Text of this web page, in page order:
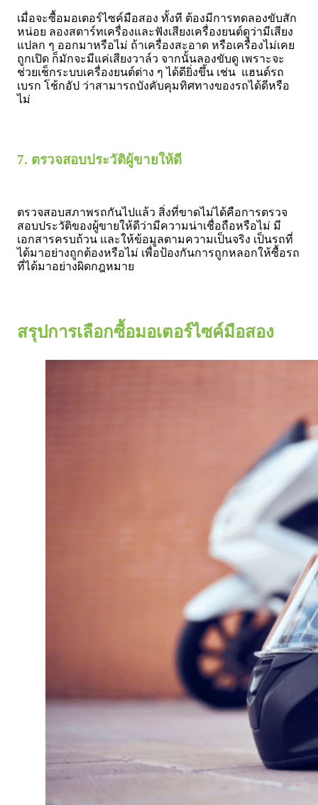
เมื่อจะซื้อมอเตอร์ไซค์มือสอง ทั้งที ต้องมีการทดลองขับสัก
หน่อย ลองสตาร์ทเครื่องและฟังเสียงเครื่องยนต์ดูว่ามีเสียง
แปลก ๆ ออกมาหรือไม่ ถ้าเครื่องสะอาด หรือเครื่องไม่เคย
ถูกเปิด ก็มักจะมีแค่เสียงวาล์ว จากนั้นลองขับดู เพราะจะ
ช่วยเช็กระบบเครื่องยนต์ต่าง ๆ ได้ดียิ่งขึ้น เช่น แฮนด์รถ
เบรก โช้กอัป ว่าสามารถบังคับคุมทิศทางของรถได้ดีหรือ
ไม่
7. ตรวจสอบประวัติผู้ขายให้ดี
ตรวจสอบสภาพรถกันไปแล้ว สิ่งที่ขาดไม่ได้คือการตรวจ
สอบประวัติของผู้ขายให้ดีว่ามีความน่าเชื่อถือหรือไม่ มี
เอกสารครบถ้วน และให้ข้อมูลตามความเป็นจริง เป็นรถที่
ได้มาอย่างถูกต้องหรือไม่ เพื่อป้องกันการถูกหลอกให้ซื้อรถ
ที่ได้มาอย่างผิดกฎหมาย
สรุปการเลือกซื้อมอเตอร์ไซค์มือสอง